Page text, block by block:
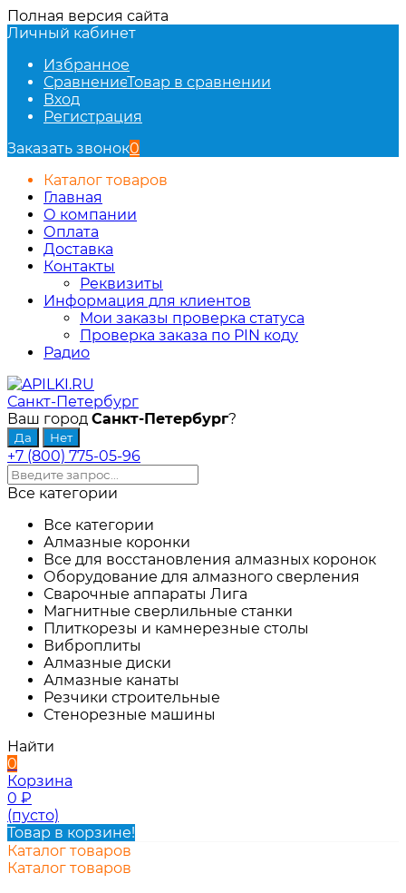
Полная версия сайта
Личный кабинет
Избранное
СравнениеТовар в сравнении
Вход
Регистрация
Заказать звонок0
Каталог товаров
Главная
О компании
Оплата
Доставка
Контакты
Реквизиты
Информация для клиентов
Мои заказы проверка статуса
Проверка заказа по PIN коду
Радио
Санкт-Петербург
Ваш город Санкт-Петербург?
+7 (800) 775-05-96
Все категории
Все категории
Алмазные коронки
Все для восстановления алмазных коронок
Оборудование для алмазного сверления
Сварочные аппараты Лига
Магнитные сверлильные станки
Плиткорезы и камнерезные столы
Виброплиты
Алмазные диски
Алмазные канаты
Резчики строительные
Стенорезные машины
Найти
0
Корзина
0 ₽
(пусто)
Товар в корзине!
Каталог товаров
Каталог товаров